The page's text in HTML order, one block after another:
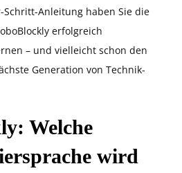
Anleitung haben Sie die
erfolgreich
– und vielleicht schon den
Generation von Technik-
Welche
wird